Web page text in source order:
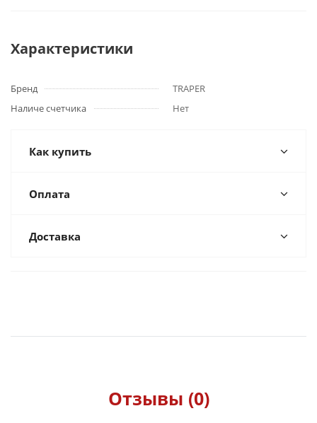
Характеристики
Бренд
TRAPER
Наличе счетчика
Нет
Как купить
Оплата
Доставка
Отзывы (0)